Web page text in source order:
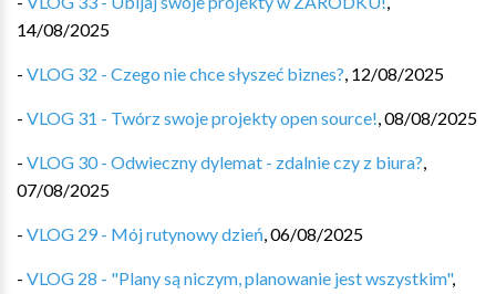
14/08/2025
- VLOG 32 - Czego nie chce słyszeć biznes?, 12/08/2025
- VLOG 31 - Twórz swoje projekty open source!,08/08/2025
- VLOG 30 - Odwieczny dylemat - zdalnie czy z biura?,
07/08/2025
- VLOG 29 - Mój rutynowy dzień,06/08/2025
- VLOG 28 - "Plany są niczym, planowanie jest wszystkim",